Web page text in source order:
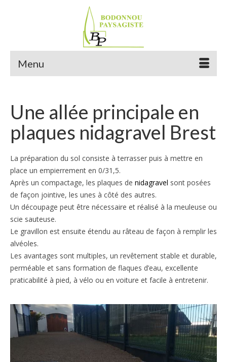
Menu
Une allée principale en
plaques nidagravel Brest
La préparation du sol consiste à terrasser puis à mettre en
place un empierrement en 0/31,5.
Après un compactage, les plaques de nidagravel sont posées
de façon jointive, les unes à côté des autres.
Un découpage peut être nécessaire et réalisé à la meuleuse ou
scie sauteuse.
Le gravillon est ensuite étendu au râteau de façon à remplir les
alvéoles.
Les avantages sont multiples, un revêtement stable et durable,
perméable et sans formation de flaques d’eau, excellente
praticabilité à pied, à vélo ou en voiture et facile à entretenir.